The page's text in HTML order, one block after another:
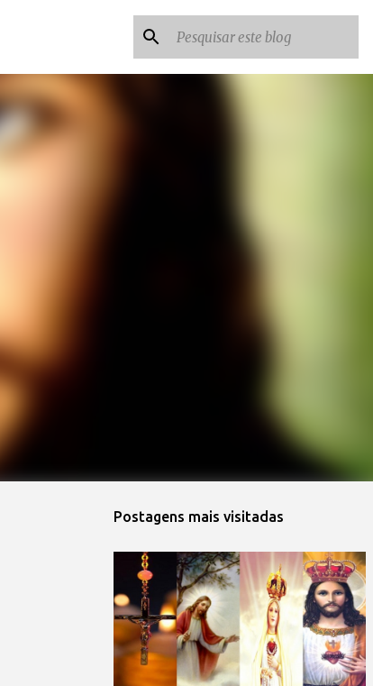
Postagens mais visitadas